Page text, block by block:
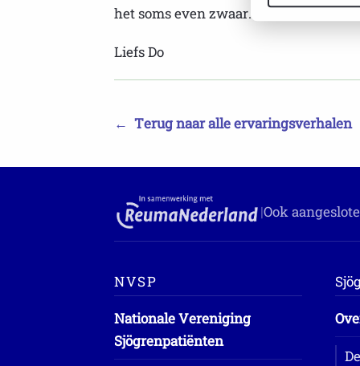
het soms even zwaar.
Liefs Do
← Terug naar alle ervaringsverhalen
|Ook
NVSP
Nationale Vereniging
Sjögrenpatiënten